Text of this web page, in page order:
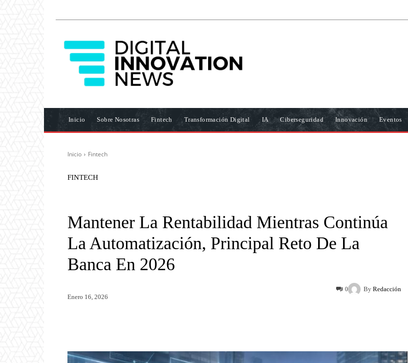
Inicio Sobre Nosotras Fintech Transformación Digital IA Ciberseguridad Innovación Eventos
Inicio Fintech
FINTECH
Mantener La Rentabilidad Mientras Continúa
La Automatización, Principal Reto De La
Banca En 2026
By Redacción
Enero 16, 2026
0